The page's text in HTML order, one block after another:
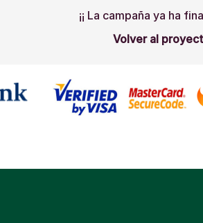
¡¡ La campaña ya ha
Volver al